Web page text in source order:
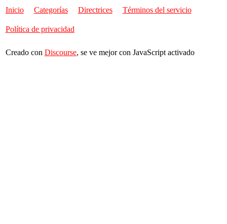
Inicio Categorías Directrices Términos del servicio
Política de privacidad
Creado con Discourse, se ve mejor con JavaScript activado